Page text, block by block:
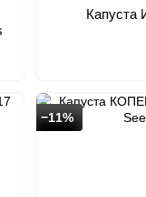
Капуста
−11%